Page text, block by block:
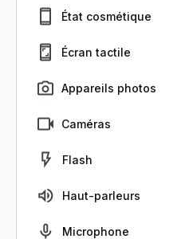
État cosmétique
Écran tactile
Appareils photos
Caméras
Flash
Haut-parleurs
Microphone